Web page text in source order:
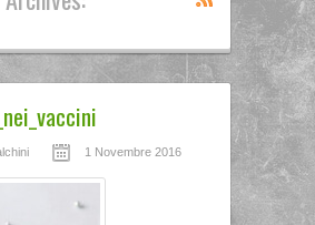
1 Novembre 2016